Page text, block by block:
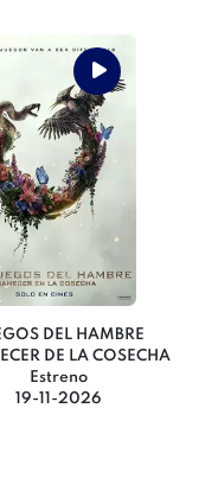
DEL HAMBRE
DE LA COSECHA
Estreno
19-11-2026